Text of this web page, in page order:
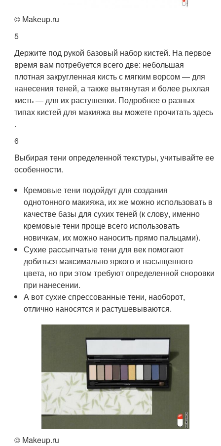
© Makeup.ru
5
Держите под рукой базовый набор кистей. На первое
время вам потребуется всего две: небольшая
плотная закругленная кисть с мягким ворсом — для
нанесения теней, а также вытянутая и более рыхлая
кисть — для их растушевки. Подробнее о разных
типах кистей для макияжа вы можете прочитать здесь
.
6
Выбирая тени определенной текстуры, учитывайте ее
особенности.
Кремовые тени подойдут для создания
однотонного макияжа, их же можно использовать в
качестве базы для сухих теней (к слову, именно
кремовые тени проще всего использовать
новичкам, их можно наносить прямо пальцами).
Сухие рассыпчатые тени для век помогают
добиться максимально яркого и насыщенного
цвета, но при этом требуют определенной сноровки
при нанесении.
А вот сухие спрессованные тени, наоборот,
отлично наносятся и растушевываются.
© Makeup.ru